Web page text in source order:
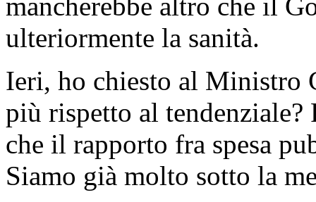
ulteriormente la sanità.
Ieri, ho chiesto al Ministro
più rispetto al tendenziale?
che il rapporto fra spesa
Siamo già molto sotto la